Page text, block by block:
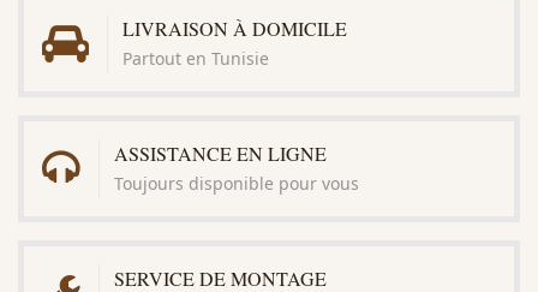
LIVRAISON À DOMICILE
Partout en Tunisie
ASSISTANCE EN LIGNE
Toujours disponible pour vous
SERVICE DE MONTAGE